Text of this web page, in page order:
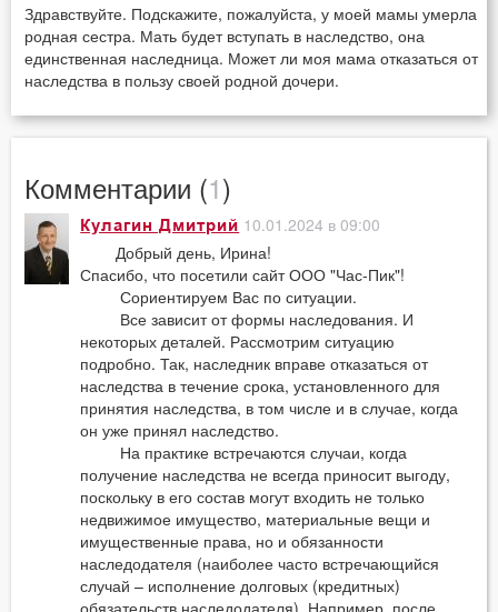
Здравствуйте. Подскажите, пожалуйста, у моей мамы умерла
родная сестра. Мать будет вступать в наследство, она
единственная наследница. Может ли моя мама отказаться от
наследства в пользу своей родной дочери.
Комментарии (1)
Кулагин Дмитрий 10.01.2024 в 09:00
Добрый день, Ирина!
Спасибо, что посетили сайт ООО "Час-Пик"!
Сориентируем Вас по ситуации.
Все зависит от формы наследования. И
некоторых деталей. Рассмотрим ситуацию
подробно. Так, наследник вправе отказаться от
наследства в течение срока, установленного для
принятия наследства, в том числе и в случае, когда
он уже принял наследство.
На практике встречаются случаи, когда
получение наследства не всегда приносит выгоду,
поскольку в его состав могут входить не только
недвижимое имущество, материальные вещи и
имущественные права, но и обязанности
наследодателя (наиболее часто встречающийся
случай – исполнение долговых (кредитных)
обязательств наследодателя). Например, после